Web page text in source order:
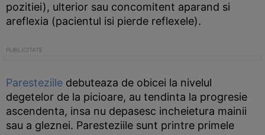
pozitiei), ulterior sau concomitent aparand si
areflexia (pacientul isi pierde reflexele).
Paresteziile debuteaza de obicei la nivelul
degetelor de la picioare, au tendinta la progresie
ascendenta, insa nu depasesc incheietura mainii
sau a gleznei. Paresteziile sunt printre primele